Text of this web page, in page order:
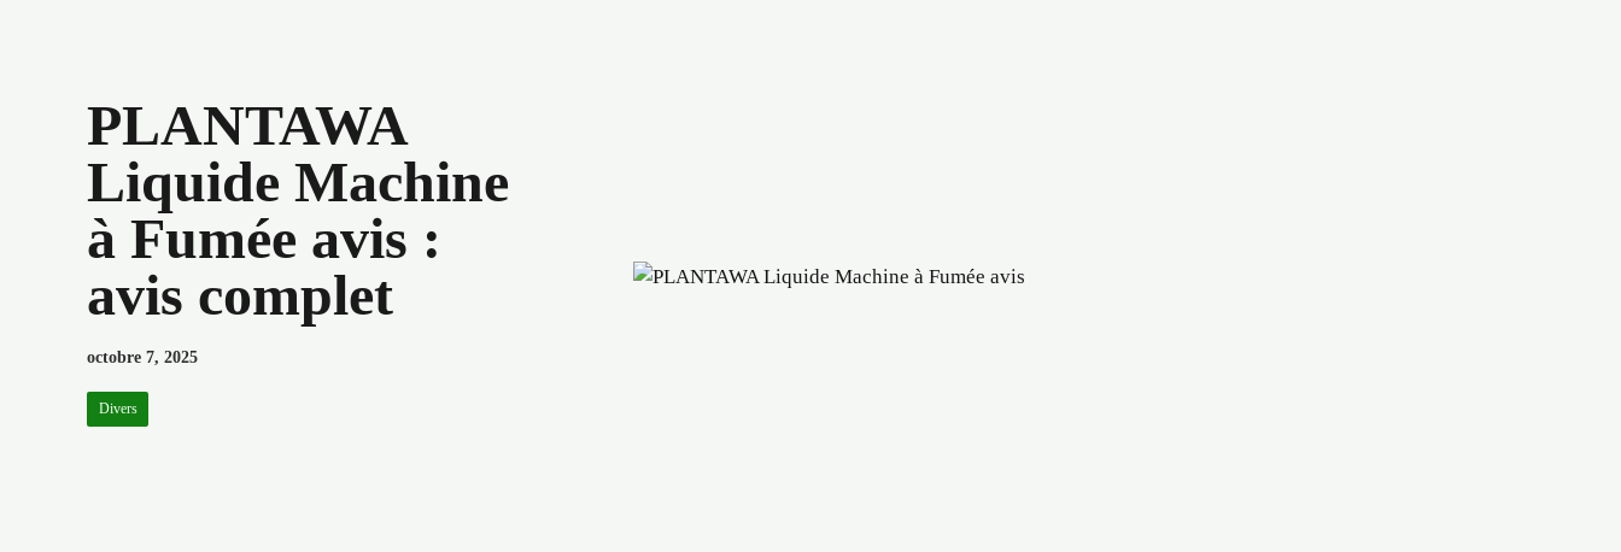
PLANTAWA
Liquide Machine
à Fumée avis :
avis complet
octobre 7, 2025
Divers